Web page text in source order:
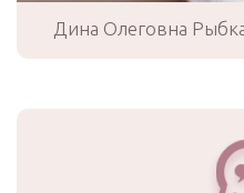
Дина Олеговна